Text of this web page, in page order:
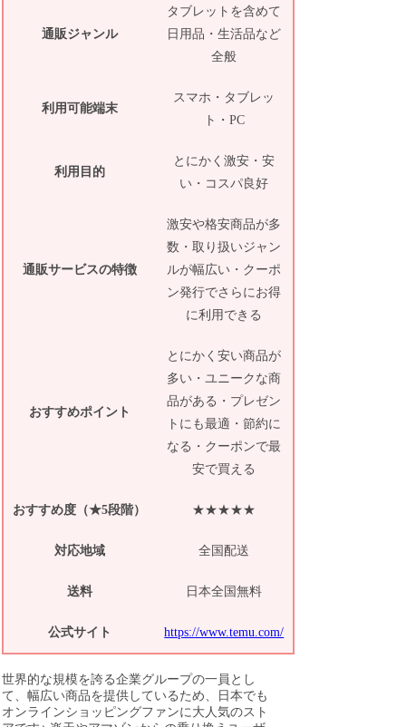
通販ジャンル
タブレットを含めて
日用品・生活品など
全般
利用可能端末
スマホ・タブレッ
ト・PC
利用目的
とにかく激安・安
い・コスパ良好
通販サービスの特徴
激安や格安商品が多
数・取り扱いジャン
ルが幅広い・クーポ
ン発行でさらにお得
に利用できる
おすすめポイント
とにかく安い商品が
多い・ユニークな商
品がある・プレゼン
トにも最適・節約に
なる・クーポンで最
安で買える
おすすめ度（★5段階） ★★★★★
対応地域 全国配送
送料 日本全国無料
公式サイト https://www.temu.com/
世界的な規模を誇る企業グループの一員とし
て、幅広い商品を提供しているため、日本でも
オンラインショッピングファンに大人気のスト